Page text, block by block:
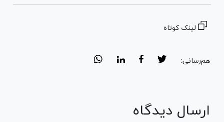
لینک کوتاه
هم‌رسانی:
ارسال دیدگاه